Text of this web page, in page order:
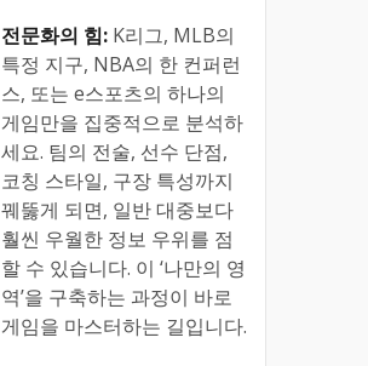
전문화의 힘: K리그, MLB의
특정 지구, NBA의 한 컨퍼런
스, 또는 e스포츠의 하나의
게임만을 집중적으로 분석하
세요. 팀의 전술, 선수 단점,
코칭 스타일, 구장 특성까지
꿰뚫게 되면, 일반 대중보다
훨씬 우월한 정보 우위를 점
할 수 있습니다. 이 ‘나만의 영
역’을 구축하는 과정이 바로
게임을 마스터하는 길입니다.